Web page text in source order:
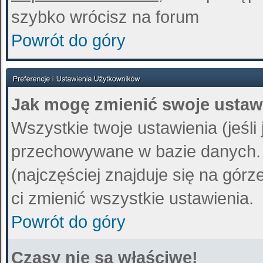
szybko wrócisz na forum
Powrót do góry
Jak mogę zmienić swoje
Wszystkie twoje ustawienia
przechowywane w bazie
(najczęściej znajduje się na
ci zmienić wszystkie ustawienia.
Powrót do góry
Czasy nie są właściwe!